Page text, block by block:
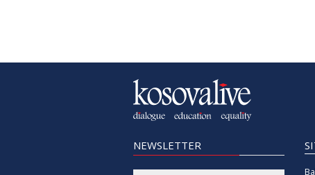
NEWSLETTER